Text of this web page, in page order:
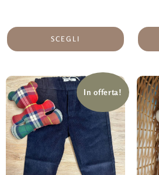
SCEGLI
In offerta!